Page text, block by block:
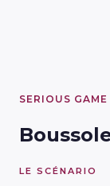
SERIOUS GAME
LE SCÉNARIO